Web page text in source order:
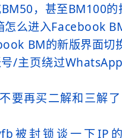
，甚至BM100的
怎么进入Facebook
BM的新版界面切
/主页绕过
要再买二解和三解
被封锁谈一下IP